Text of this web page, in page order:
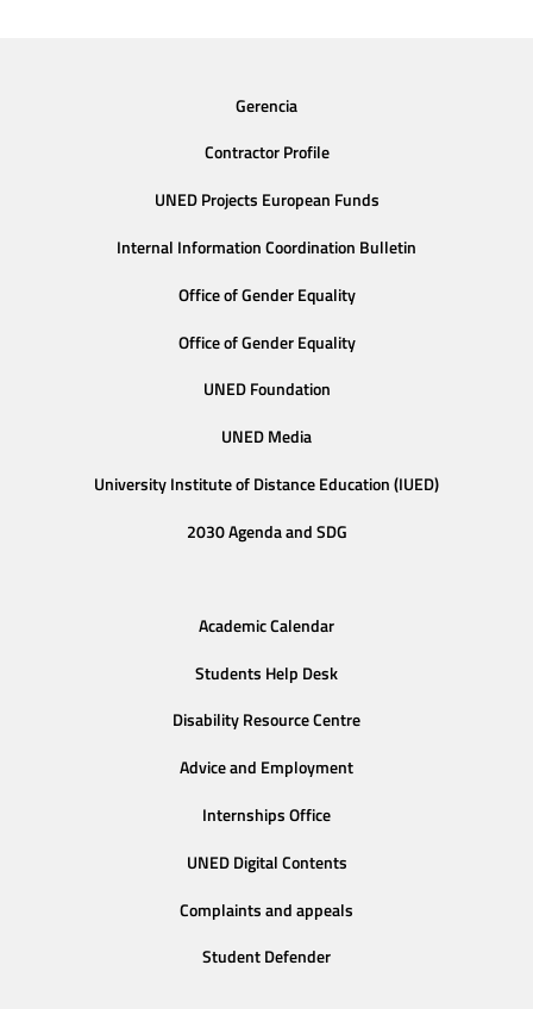
Gerencia
Contractor Profile
UNED Projects European Funds
Internal Information Coordination Bulletin
Office of Gender Equality
Office of Gender Equality
UNED Foundation
UNED Media
University Institute of Distance Education (IUED)
2030 Agenda and SDG
Academic Calendar
Students Help Desk
Disability Resource Centre
Advice and Employment
Internships Office
UNED Digital Contents
Complaints and appeals
Student Defender